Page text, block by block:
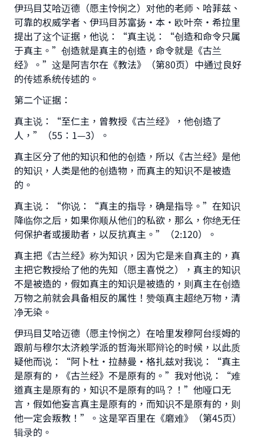
伊玛目艾哈迈德（愿主怜悯之）对他的老师、哈菲兹、
可靠的权威学者、伊玛目苏富扬·本·欧叶奈·希拉里
提出了这个证据，他说：“真主说：“创造和命令只属
于真主。”创造就是真主的创造，命令就是《古兰
经》。”这是阿吉尔在《教法》（第80页）中通过良好
的传述系统传述的。
第二个证据：
真主说：“至仁主，曾教授《古兰经》，他创造了
人，”（55：1—3）。
真主区分了他的知识和他的创造，所以《古兰经》是他
的知识，人类是他的创造物，而真主的知识不是被造
的。
真主说：“你说：“真主的指导，确是指导。”在知识
降临你之后，如果你顺从他们的私欲，那么，你绝无任
何保护者或援助者，以反抗真主。”（2:120）。
真主把《古兰经》称为知识，因为它是来自真主的，真
主把它教授给了他的先知（愿主喜悦之），真主的知识
不是被造的，假如真主的知识是被造的，则真主在创造
万物之前就会具备相反的属性！赞颂真主超绝万物，清
净无染。
伊玛目艾哈迈德（愿主怜悯之）在哈里发穆阿台绥姆的
跟前与穆尔太济赖学派的哲海米耶辩论的时候，以此质
疑他而说：“阿卜杜•拉赫曼·格扎兹对我说：“真主
是原有的，《古兰经》不是原有的。”我对他说：“难
道真主是原有的，知识不是原有的吗？！”他哑口无
言，假如他妄言真主是原有的，而知识不是原有的，则
他一定会叛教！”。这是罕百里在《磨难》（第45页）
辑录的。